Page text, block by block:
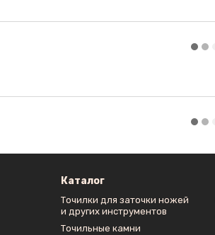
Каталог
Точилки для заточки ножей
и других инструментов
Точильные камни